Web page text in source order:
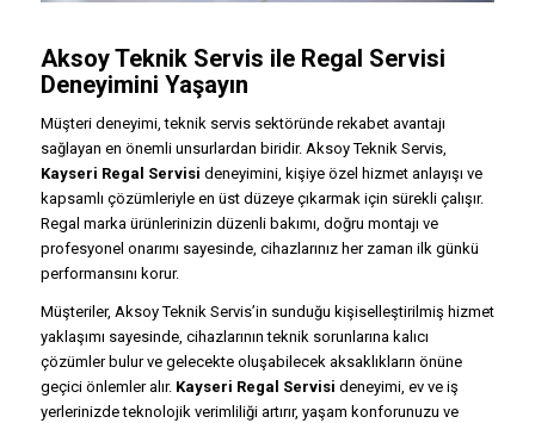
Aksoy Teknik Servis ile Regal Servisi
Deneyimini Yaşayın
Müşteri deneyimi, teknik servis sektöründe rekabet avantajı
sağlayan en önemli unsurlardan biridir. Aksoy Teknik Servis,
Kayseri Regal Servisi deneyimini, kişiye özel hizmet anlayışı ve
kapsamlı çözümleriyle en üst düzeye çıkarmak için sürekli çalışır.
Regal marka ürünlerinizin düzenli bakımı, doğru montajı ve
profesyonel onarımı sayesinde, cihazlarınız her zaman ilk günkü
performansını korur.
Müşteriler, Aksoy Teknik Servis’in sunduğu kişiselleştirilmiş hizmet
yaklaşımı sayesinde, cihazlarının teknik sorunlarına kalıcı
çözümler bulur ve gelecekte oluşabilecek aksaklıkların önüne
geçici önlemler alır. Kayseri Regal Servisi deneyimi, ev ve iş
yerlerinizde teknolojik verimliliği artırır, yaşam konforunuzu ve